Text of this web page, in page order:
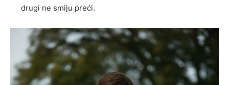
drugi ne smiju preći.